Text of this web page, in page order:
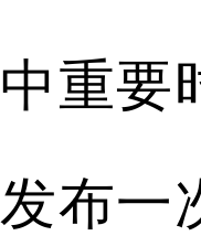
中重要
发布一